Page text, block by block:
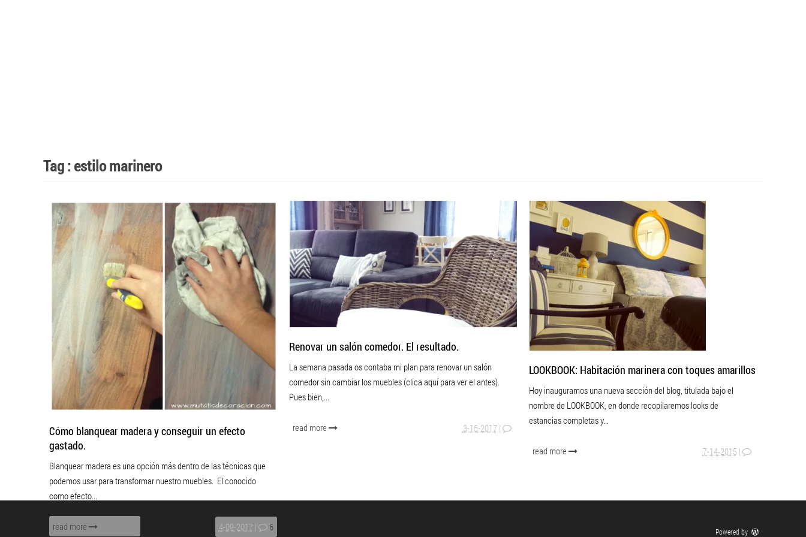
Tag :estilo marinero
Cómo blanquear madera y conseguir un efecto
gastado.
Blanquear madera es una opción más dentro de las técnicas que
podemos usar para transformar nuestro muebles. El conocido
como efecto...
read more 4-09-2017 | 6
Renovar un salón comedor. El resultado.
La semana pasada os contaba mi plan para renovar un salón
comedor sin cambiar los muebles (clica aquí para ver el antes).
Pues bien,...
read more 3-15-2017 |
LOOKBOOK: Habitación marinera con toques amarillos
Hoy inauguramos una nueva sección del blog, titulada bajo el
nombre de LOOKBOOK, en donde recopilaremos looks de
estancias completas y...
read more 7-14-2015 |
Powered by